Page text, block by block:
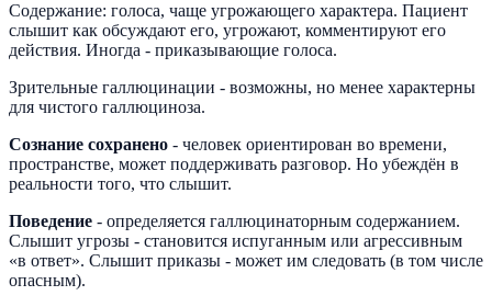
Содержание: голоса, чаще угрожающего характера. Пациент
слышит как обсуждают его, угрожают, комментируют его
действия. Иногда - приказывающие голоса.
Зрительные галлюцинации - возможны, но менее характерны
для чистого галлюциноза.
Сознание сохранено - человек ориентирован во времени,
пространстве, может поддерживать разговор. Но убеждён в
реальности того, что слышит.
Поведение - определяется галлюцинаторным содержанием.
Слышит угрозы - становится испуганным или агрессивным
«в ответ». Слышит приказы - может им следовать (в том числе
опасным).